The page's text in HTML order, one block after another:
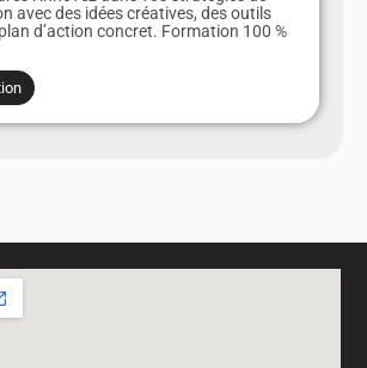
avec des idées créatives, des outils
d’action concret. Formation 100 %